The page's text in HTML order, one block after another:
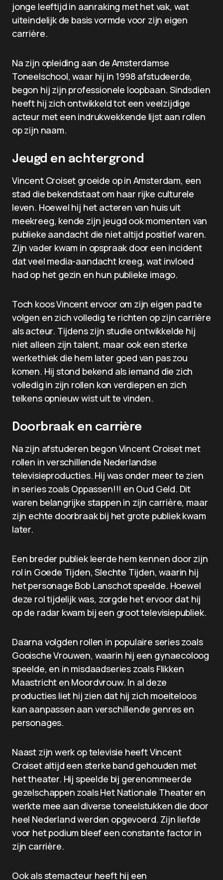
jonge leeftijd in aanraking met het vak, wat
uiteindelijk de basis vormde voor zijn eigen
carrière.
Na zijn opleiding aan de Amsterdamse
Toneelschool, waar hij in 1998 afstudeerde,
begon hij zijn professionele loopbaan. Sindsdien
heeft hij zich ontwikkeld tot een veelzijdige
acteur met een indrukwekkende lijst aan rollen
op zijn naam.
Jeugd en achtergrond
Vincent Croiset groeide op in Amsterdam, een
stad die bekendstaat om haar rijke culturele
leven. Hoewel hij het acteren van huis uit
meekreeg, kende zijn jeugd ook momenten van
publieke aandacht die niet altijd positief waren.
Zijn vader kwam in opspraak door een incident
dat veel media-aandacht kreeg, wat invloed
had op het gezin en hun publieke imago.
Toch koos Vincent ervoor om zijn eigen pad te
volgen en zich volledig te richten op zijn carrière
als acteur. Tijdens zijn studie ontwikkelde hij
niet alleen zijn talent, maar ook een sterke
werkethiek die hem later goed van pas zou
komen. Hij stond bekend als iemand die zich
volledig in zijn rollen kon verdiepen en zich
telkens opnieuw wist uit te vinden.
Doorbraak en carrière
Na zijn afstuderen begon Vincent Croiset met
rollen in verschillende Nederlandse
televisieproducties. Hij was onder meer te zien
in series zoals Oppassen!!! en Oud Geld. Dit
waren belangrijke stappen in zijn carrière, maar
zijn echte doorbraak bij het grote publiek kwam
later.
Een breder publiek leerde hem kennen door zijn
rol in Goede Tijden, Slechte Tijden, waarin hij
het personage Bob Lanschot speelde. Hoewel
deze rol tijdelijk was, zorgde het ervoor dat hij
op de radar kwam bij een groot televisiepubliek.
Daarna volgden rollen in populaire series zoals
Gooische Vrouwen, waarin hij een gynaecoloog
speelde, en in misdaadseries zoals Flikken
Maastricht en Moordvrouw. In al deze
producties liet hij zien dat hij zich moeiteloos
kan aanpassen aan verschillende genres en
personages.
Naast zijn werk op televisie heeft Vincent
Croiset altijd een sterke band gehouden met
het theater. Hij speelde bij gerenommeerde
gezelschappen zoals Het Nationale Theater en
werkte mee aan diverse toneelstukken die door
heel Nederland werden opgevoerd. Zijn liefde
voor het podium bleef een constante factor in
zijn carrière.
Ook als stemacteur heeft hij een